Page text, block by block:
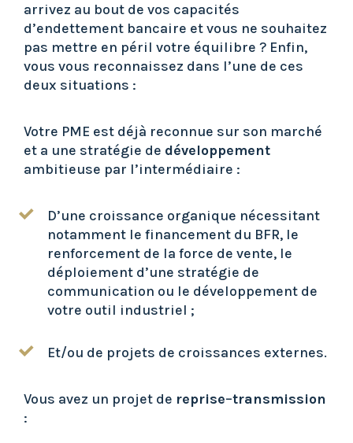
arrivez au bout de vos capacités
d’endettement bancaire et vous ne souhaitez
pas mettre en péril votre équilibre ? Enfin,
vous vous reconnaissez dans l’une de ces
deux situations :
Votre PME est déjà reconnue sur son marché
et a une stratégie de développement
ambitieuse par l’intermédiaire :
D’une croissance organique nécessitant
notamment le financement du BFR, le
renforcement de la force de vente, le
déploiement d’une stratégie de
communication ou le développement de
votre outil industriel ;
Et/ou de projets de croissances externes.
Vous avez un projet de reprise–transmission
: